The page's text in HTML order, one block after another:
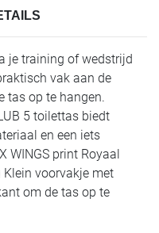
je training of wedstrijd
vak aan de
tas op te hangen.
5 toilettas biedt
en een iets
WINGS print Royaal
voorvakje met
om de tas op te